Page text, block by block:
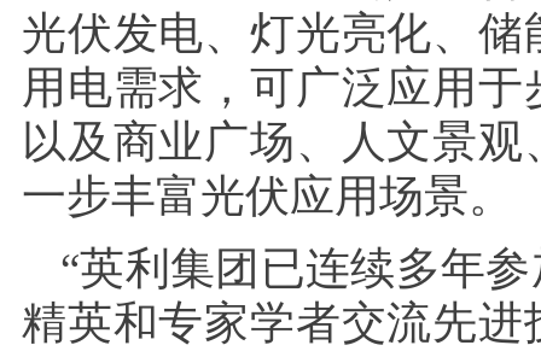
光伏发电、灯光亮化、
用电需求，可广泛应用
以及商业广场、人文景
一步丰富光伏应用场景。
“英利集团已连续多年
精英和专家学者交流先